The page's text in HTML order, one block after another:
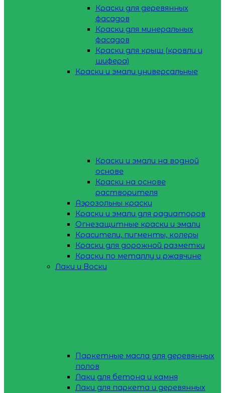
Краски для деревянных
фасадов
Краски для минеральных
фасадов
Краски для крыш (кровли и
шифера)
Краски и эмали универсальные
Краски и эмали на водной
основе
Краски на основе
растворителя
Аэрозольны краски
Краски и эмали для радиаторов
Огнезащитные краски и эмали
Красители, пигменты, колеры
Краски для дорожной разметки
Краски по металлу и ржавчине
Лаки и Воски
Паркетные масла для деревянных
полов
Лаки для бетона и камня
Лаки для паркета и деревянных